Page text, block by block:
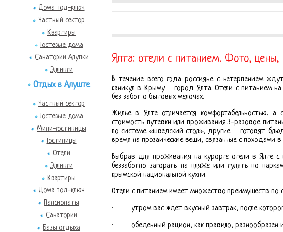
Дома под-ключ
Частный сектор
Квартиры
Гостевые дома
Санатории Алупки
Эллинги
Отдых в Алуште
Частный сектор
Гостевые дома
Мини-гостиницы
Гостиницы
Отели
Эллинги
Квартиры
Дома под-ключ
Пансионаты
Санатории
Базы отдыха
Ялта: отели с питанием. Фото, цены,
В течение всего года россияне с нетерпением
каникул в Крыму – город Ялта. Отели с питанием
без забот о бытовых мелочах.
Жилье в Ялте отличается комфортабельностью,
стоимость путевки или проживания 3-разовое
по системе «шведский стол», другие – готовят
время на прозаические вещи, связанные с походами
Выбрав для проживания на курорте отели в Ялте
беззаботно загорать на пляже или гулять по
крымской национальной кухни.
Отели с питанием имеет множество преимуществ по
· утром вас ждет вкусный завтрак, после
· обеденный рацион, как правило, разнообразен и